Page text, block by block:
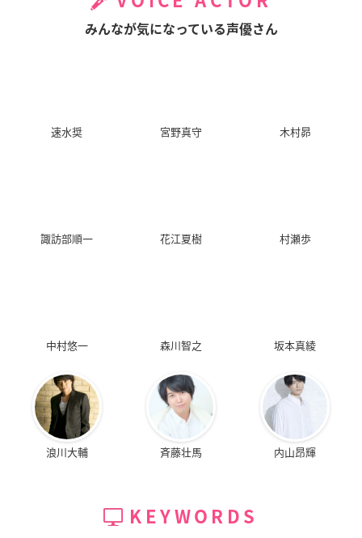
みんなが気になっている声優さん
速水奨 宮野真守 木村昴
諏訪部順一 花江夏樹 村瀬歩
中村悠一 森川智之 坂本真綾
浪川大輔 斉藤壮馬 内山昂輝
KEYWORDS